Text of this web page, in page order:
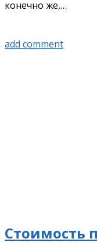
конечно же,…
add comment
Стоимость